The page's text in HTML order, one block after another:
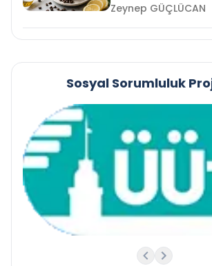
Zeynep GÜÇLÜCAN
Sosyal Sorumluluk